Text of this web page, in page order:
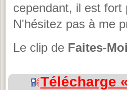
cependant, il est fort
N'hésitez pas à me
Le clip de Faites-
Télécharge